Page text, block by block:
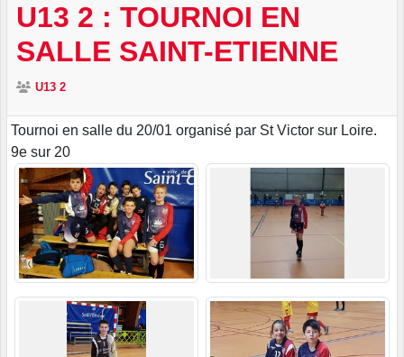
U13 2 : TOURNOI EN
SALLE SAINT-ETIENNE
U13 2
Tournoi en salle du 20/01 organisé par St Victor sur Loire.
9e sur 20